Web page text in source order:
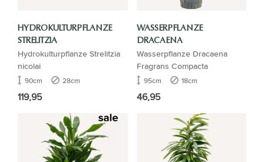
HYDROKULTURPFLANZE
STRELITZIA
Hydrokulturpflanze Strelitzia
nicolai
90cm 28cm
119,95
WASSERPFLANZE
DRACAENA
Wasserpflanze Dracaena
Fragrans Compacta
95cm 18cm
46,95